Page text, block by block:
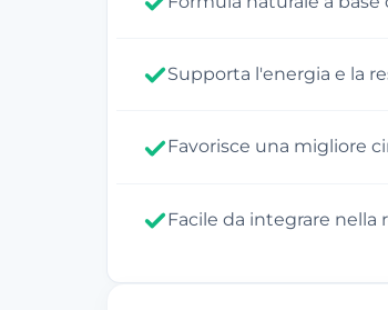
Supporta l'energia e la
Favorisce una migliore
Facile da integrare